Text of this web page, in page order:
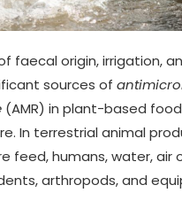
faecal origin, irrigation,
sources of
(AMR) in plant-based
In terrestrial animal
feed, humans, water, air
arthropods, and